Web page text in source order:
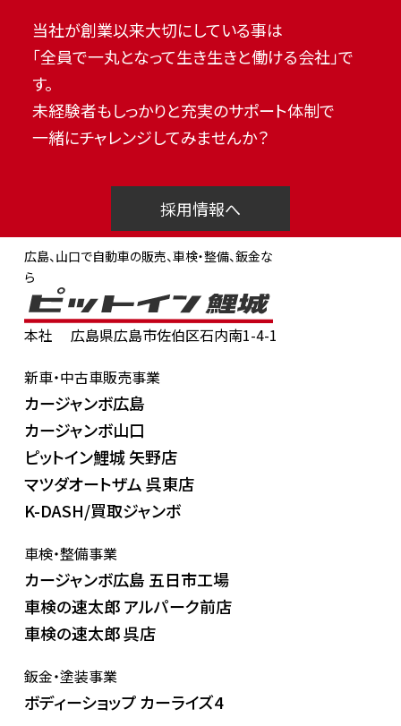
当社が創業以来大切にしている事は
「全員で一丸となって生き生きと働ける会社」で
す。
未経験者もしっかりと充実のサポート体制で
一緒にチャレンジしてみませんか？
採用情報へ
広島、山口で自動車の販売、車検・整備、鈑金な
ら
本社
広島県広島市佐伯区石内南1-4-1
新車・中古車販売事業
カージャンボ広島
カージャンボ山口
ピットイン鯉城 矢野店
マツダオートザム 呉東店
K-DASH/買取ジャンボ
車検・整備事業
カージャンボ広島 五日市工場
車検の速太郎 アルパーク前店
車検の速太郎 呉店
鈑金・塗装事業
ボディーショップ カーライズ4